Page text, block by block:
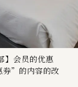
】会员的优惠
券”的内容的改